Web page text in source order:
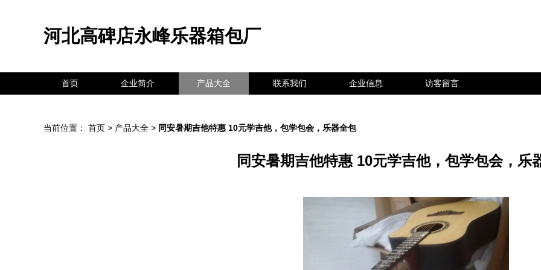
河北高碑店永峰乐器箱包厂
首页 企业简介 产品大全 联系我们 企业信息 访客留言
当前位置： 首页 > 产品大全 > 同安暑期吉他特惠 10元学吉他，包学包会，乐器全包
同安暑期吉他特惠 10元学吉他，包学包会，乐